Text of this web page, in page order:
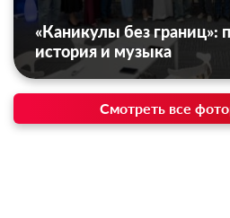
«Каникулы без границ»:
история и музыка
Смотреть все